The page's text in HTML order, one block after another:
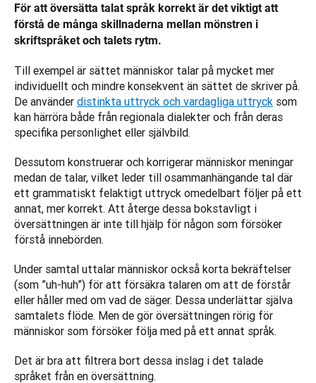
För att översätta talat språk korrekt är det viktigt att
förstå de många skillnaderna mellan mönstren i
skriftspråket och talets rytm.
Till exempel är sättet människor talar på mycket mer
individuellt och mindre konsekvent än sättet de skriver på.
De använder distinkta uttryck och vardagliga uttryck som
kan härröra både från regionala dialekter och från deras
specifika personlighet eller självbild.
Dessutom konstruerar och korrigerar människor meningar
medan de talar, vilket leder till osammanhängande tal där
ett grammatiskt felaktigt uttryck omedelbart följer på ett
annat, mer korrekt. Att återge dessa bokstavligt i
översättningen är inte till hjälp för någon som försöker
förstå innebörden.
Under samtal uttalar människor också korta bekräftelser
(som ”uh-huh”) för att försäkra talaren om att de förstår
eller håller med om vad de säger. Dessa underlättar själva
samtalets flöde. Men de gör översättningen rörig för
människor som försöker följa med på ett annat språk.
Det är bra att filtrera bort dessa inslag i det talade
språket från en översättning.